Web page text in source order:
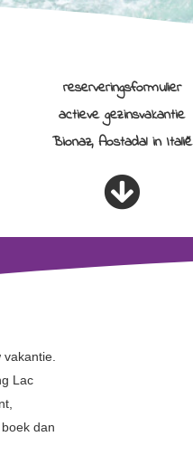
reserveringsformulier
actieve gezinsvakantie
Bionaz, Aostadal in Italië
Lac
dan